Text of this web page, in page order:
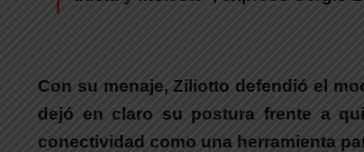
Con su menaje,Ziliotto defendió el
dejó en claro su postura frente a
conectividad como una herramienta